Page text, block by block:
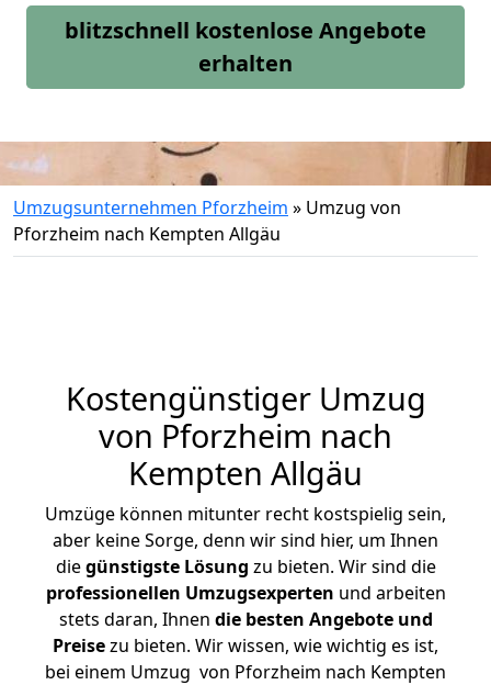
blitzschnell kostenlose Angebote
erhalten
Umzugsunternehmen Pforzheim » Umzug von
Pforzheim nach Kempten Allgäu
Kostengünstiger Umzug
von Pforzheim nach
Kempten Allgäu
Umzüge können mitunter recht kostspielig sein,
aber keine Sorge, denn wir sind hier, um Ihnen
diegünstigste Lösung zu bieten. Wir sind die
professionellen Umzugsexperten und arbeiten
stets daran, Ihnen die besten Angebote und
Preisezu bieten. Wir wissen, wie wichtig es ist,
bei einem Umzug von Pforzheim nach Kempten